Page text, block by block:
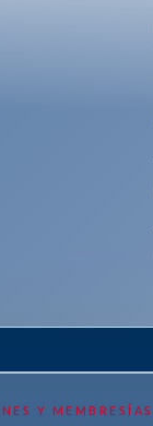
Y MEMBRESÍAS